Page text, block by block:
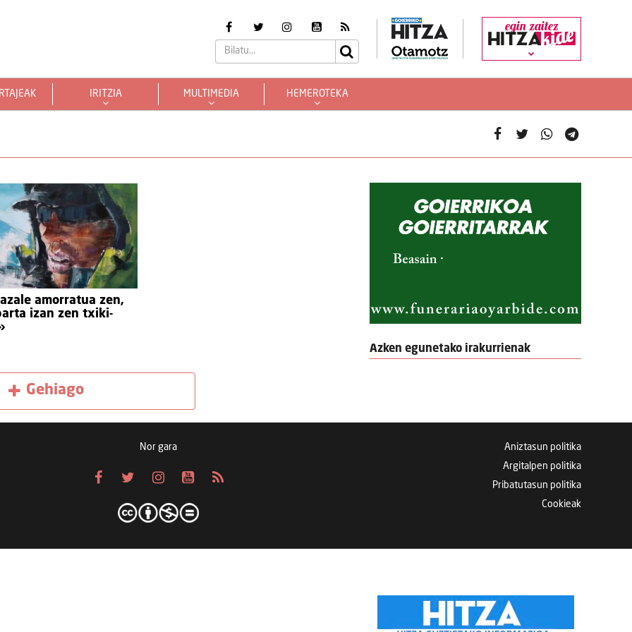
egin zaitez
IRITZIA MULTIMEDIA HEMEROTEKA
amorratua zen,
izan zen txiki-
Gehiago
Azken egunetako irakurrienak
Nor gara
Aniztasun politika
Argitalpen politika
Pribatutasun politika
Cookieak